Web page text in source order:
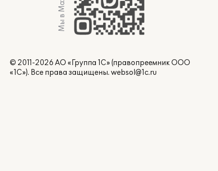
Мы в Max
© 2011-2026 АО «Группа 1С» (правопреемник ООО
«1С»). Все права защищены. websol@1c.ru